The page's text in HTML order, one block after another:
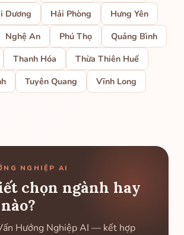
Dương Hải Phòng
Hưng Yên
Nghệ An Phú Thọ
Quảng Bình
Thanh Hóa
Thừa Thiên Huế
Tuyên Quang
Vĩnh Long
NGHIỆP AI
chọn ngành hay
Hướng Nghiệp AI — kết hợp